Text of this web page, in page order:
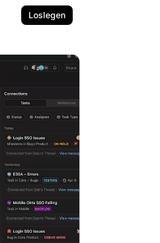
Loslegen